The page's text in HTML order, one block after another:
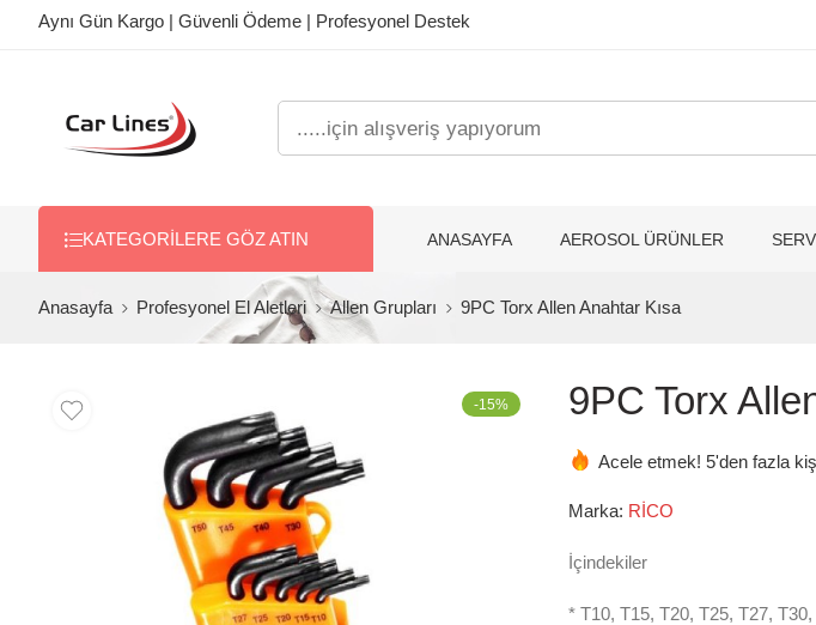
Aynı Gün Kargo | Güvenli Ödeme | Profesyonel Destek
KATEGORILERE GÖZ ATIN ANASAYFA AEROSOL ÜRÜNLER
Anasayfa Profesyonel El Aletleri Allen Grupları 9PC Torx Allen Anahtar Kısa
-15% 9PC Torx
Acele etmek! 5'den fazla
Marka: RİCO
İçindekiler
* T10, T15, T20, T25, T27,